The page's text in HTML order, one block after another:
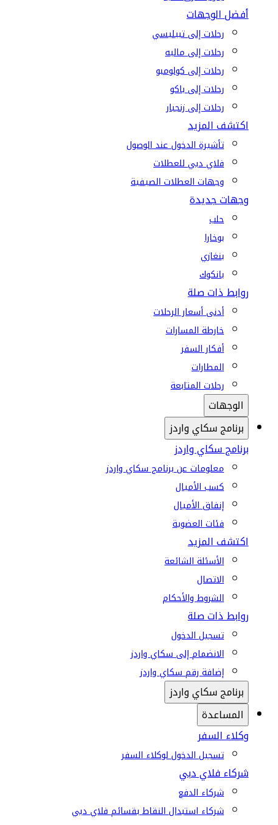
أفضل الوجهات
رحلات إلى تبيليسي
رحلات إلى ماليه
رحلات إلى كولومبو
رحلات إلى باكو
رحلات إلى زنجبار
اكتشف المزيد
تأشيرة الدخول عند الوصول
فلاي دبي للعطلات
وجهات العطلات الصيفية
وجهات جديدة
حلب
بوخارا
بنغازي
بانكوك
روابط ذات صلة
أدنى أسعار الرحلات
خارطة المسارات
أفكار السفر
المطارات
رحلات المتابعة
الوجهات
برنامج سكاي واردز
برنامج سكاي واردز
معلومات عن برنامج سكاي واردز
كسب الأميال
إنفاق الأميال
فئات العضوية
اكتشف المزيد
الأسئلة الشائعة
الاتصال
الشروط والأحكام
روابط ذات صلة
تسجيل الدخول
الانضمام إلى سكاي واردز
إضافة رقم سكاي واردز
برنامج سكاي واردز
المساعدة
وكلاء السفر
تسجيل الدخول لوكلاء السفر
شركاء فلاي دبي
شركاء الدفع
شركاء استبدال النقاط بقسائم فلاي دبي